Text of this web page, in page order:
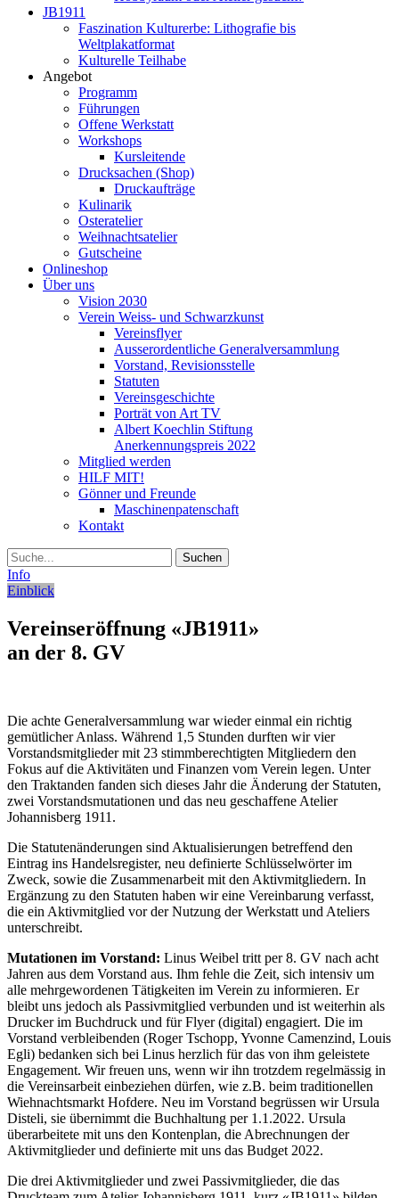
JB1911
Faszination Kulturerbe: Lithografie bis
Weltplakatformat
Kulturelle Teilhabe
Angebot
Programm
Führungen
Offene Werkstatt
Workshops
Kursleitende
Drucksachen (Shop)
Druckaufträge
Kulinarik
Osteratelier
Weihnachtsatelier
Gutscheine
Onlineshop
Über uns
Vision 2030
Verein Weiss- und Schwarzkunst
Vereinsflyer
Ausserordentliche Generalversammlung
Vorstand, Revisionsstelle
Statuten
Vereinsgeschichte
Porträt von Art TV
Albert Koechlin Stiftung
Anerkennungspreis 2022
Mitglied werden
HILF MIT!
Gönner und Freunde
Maschinenpatenschaft
Kontakt
Suche
Info
Einblick
Vereinseröffnung «JB1911»
an der 8. GV
Die achte Generalversammlung war wieder einmal ein richtig
gemütlicher Anlass. Während 1,5 Stunden durften wir vier
Vorstandsmitglieder mit 23 stimmberechtigten Mitgliedern den
Fokus auf die Aktivitäten und Finanzen vom Verein legen. Unter
den Traktanden fanden sich dieses Jahr die Änderung der Statuten,
zwei Vorstandsmutationen und das neu geschaffene Atelier
Johannisberg 1911.
Die Statutenänderungen sind Aktualisierungen betreffend den
Eintrag ins Handelsregister, neu definierte Schlüsselwörter im
Zweck, sowie die Zusammenarbeit mit den Aktivmitgliedern. In
Ergänzung zu den Statuten haben wir eine Vereinbarung verfasst,
die ein Aktivmitglied vor der Nutzung der Werkstatt und Ateliers
unterschreibt.
Mutationen im Vorstand: Linus Weibel tritt per 8. GV nach acht
Jahren aus dem Vorstand aus. Ihm fehle die Zeit, sich intensiv um
alle mehrgewordenen Tätigkeiten im Verein zu informieren. Er
bleibt uns jedoch als Passivmitglied verbunden und ist weiterhin als
Drucker im Buchdruck und für Flyer (digital) engagiert. Die im
Vorstand verbleibenden (Roger Tschopp, Yvonne Camenzind, Louis
Egli) bedanken sich bei Linus herzlich für das von ihm geleistete
Engagement. Wir freuen uns, wenn wir ihn trotzdem regelmässig in
die Vereinsarbeit einbeziehen dürfen, wie z.B. beim traditionellen
Wiehnachtsmarkt Hofdere. Neu im Vorstand begrüssen wir Ursula
Disteli, sie übernimmt die Buchhaltung per 1.1.2022. Ursula
überarbeitete mit uns den Kontenplan, die Abrechnungen der
Aktivmitglieder und definierte mit uns das Budget 2022.
Die drei Aktivmitglieder und zwei Passivmitglieder, die das